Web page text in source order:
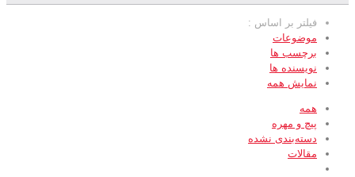
فیلتر بر اساس :
موضوعات
برچسب ها
نویسنده ها
نمایش همه
همه
پیچ و مهره
دسته‌بندی نشده
مقالات